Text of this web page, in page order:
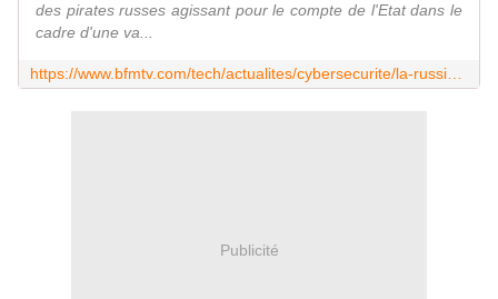
des pirates russes agissant pour le compte de l'Etat dans le
cadre d'une va...
Publicité